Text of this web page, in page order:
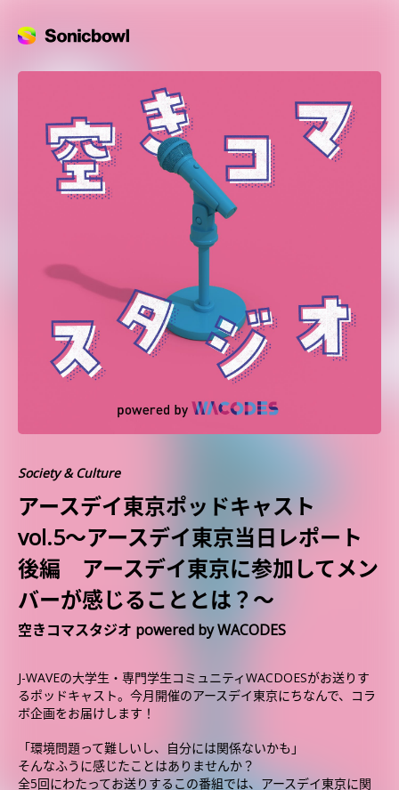
Society & Culture
アースデイ東京ポッドキャスト
vol.5〜アースデイ東京当日レポート
後編 アースデイ東京に参加してメン
バーが感じることとは？〜
空きコマスタジオ powered by WACODES
J-WAVEの大学生・専門学生コミュニティWACDOESがお送りす
るポッドキャスト。今月開催のアースデイ東京にちなんで、コラ
ボ企画をお届けします！
「環境問題って難しいし、自分には関係ないかも」
そんなふうに感じたことはありませんか？
全5回にわたってお送りするこの番組では、アースデイ東京に関